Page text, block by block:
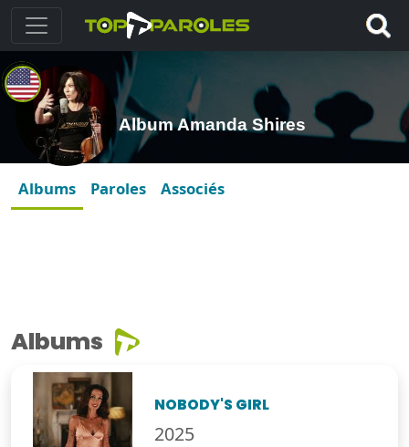
Album Amanda Shires
Albums Paroles Associés
Albums
NOBODY'S GIRL
2025